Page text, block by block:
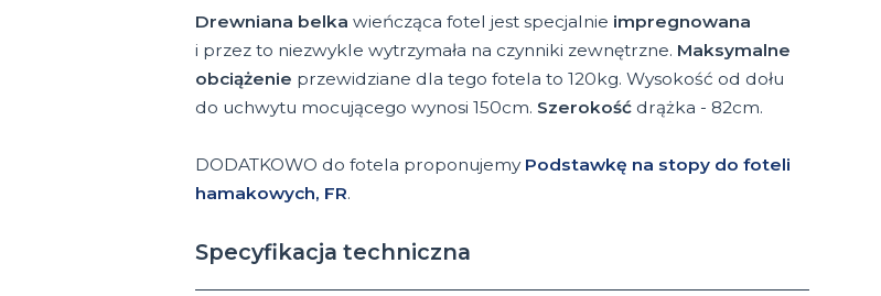
Drewniana belka wieńcząca fotel jest specjalnie impregnowana
i przez to niezwykle wytrzymała na czynniki zewnętrzne. Maksymalne
obciążenie przewidziane dla tego fotela to 120kg. Wysokość od dołu
do uchwytu mocującego wynosi 150cm. Szerokość drążka - 82cm.
DODATKOWO do fotela proponujemy Podstawkę na stopy do foteli
hamakowych, FR.
Specyfikacja techniczna